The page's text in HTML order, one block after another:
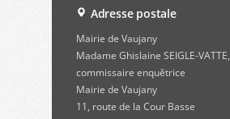
Adresse postale
Mairie de Vaujany
Madame Ghislaine SEIGLE-VATTE,
commissaire enquêtrice
Mairie de Vaujany
11, route de la Cour Basse